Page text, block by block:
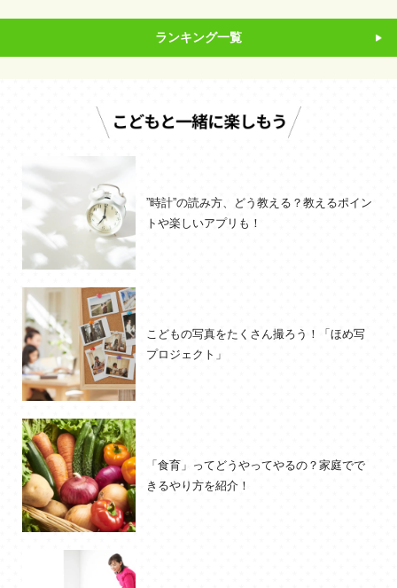
ランキング一覧
”時計”の読み方、どう教える？教えるポイン
トや楽しいアプリも！
こどもの写真をたくさん撮ろう！「ほめ写
プロジェクト」
「食育」ってどうやってやるの？家庭でで
きるやり方を紹介！